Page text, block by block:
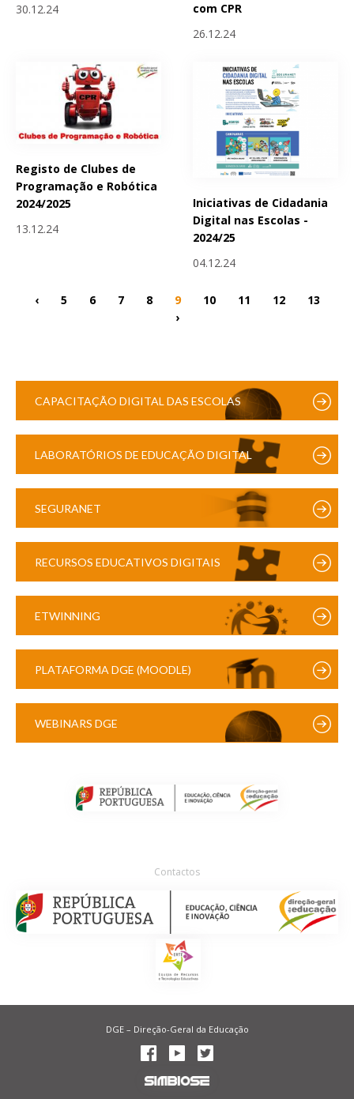
30.12.24
com CPR
26.12.24
Registo de Clubes de
Programação e Robótica
2024/2025
13.12.24
Iniciativas de Cidadania
Digital nas Escolas -
2024/25
04.12.24
‹ 5 6 7 8 9 10 11 12
13
›
CAPACITAÇÃO DIGITAL DAS ESCOLAS
LABORATÓRIOS DE EDUCAÇÃO DIGITAL
SEGURANET
RECURSOS EDUCATIVOS DIGITAIS
ETWINNING
PLATAFORMA DGE (MOODLE)
WEBINARS DGE
Contactos
DGE – Direção-Geral da Educação